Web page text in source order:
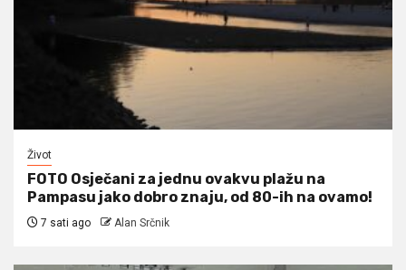
Život
FOTO Osječani za jednu ovakvu plažu na
Pampasu jako dobro znaju, od 80-ih na ovamo!
7 sati ago Alan Srčnik